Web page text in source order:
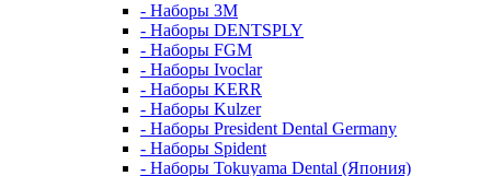
- Наборы 3М
- Наборы DENTSPLY
- Наборы FGM
- Наборы Ivoclar
- Наборы KERR
- Наборы Kulzer
- Наборы President Dental Germany
- Наборы Spident
- Наборы Tokuyama Dental (Япония)